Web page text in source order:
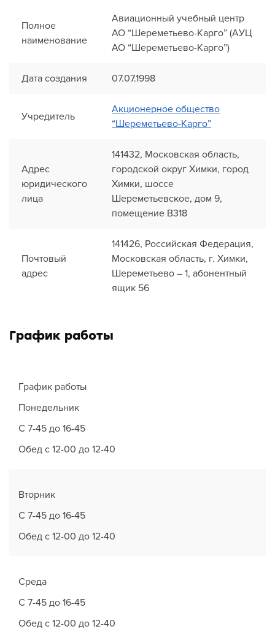
Полное
наименование
Авиационный учебный центр
АО “Шереметьево-Карго” (АУЦ
АО “Шереметьево-Карго”)
Дата создания 07.07.1998
Учредитель
Акционерное общество
“Шереметьево-Карго”
Адрес
юридического
лица
141432, Московская область,
городской округ Химки, город
Химки, шоссе
Шереметьевское, дом 9,
помещение В318
Почтовый
адрес
141426, Российская Федерация,
Московская область, г. Химки,
Шереметьево – 1, абонентный
ящик 56
График работы
График работы
Понедельник
С 7-45 до 16-45
Обед с 12-00 до 12-40
Вторник
С 7-45 до 16-45
Обед с 12-00 до 12-40
Среда
С 7-45 до 16-45
Обед с 12-00 до 12-40